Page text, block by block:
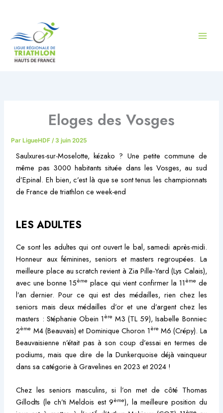
Eloges des Vosges
ParLigueHDF / 3 juin 2025
Saulxures-sur-Moselotte, kézako ? Une petite commune de
même pas 3000 habitants située dans les Vosges, au sud
d’Epinal. Eh bien, c’est là que se sont tenus les championnats
de France de triathlon ce week-end
LES ADULTES
Ce sont les adultes qui ont ouvert le bal, samedi après-midi.
Honneur aux féminines, seniors et masters regroupées. La
meilleure place au scratch revient à Zia Pille-Yard (Lys Calais),
avec une bonne 15ème place qui vient confirmer la 11ème de
l’an dernier. Pour ce qui est des médailles, rien chez les
seniors mais deux médailles d’or et une d’argent chez les
masters : Stéphanie Obein 1ère M3 (TL 59), Isabelle Bonniec
2ème M4 (Beauvais) et Dominique Choron 1ère M6 (Crépy). La
Beauvaisienne n’était pas à son coup d’essai en termes de
podiums, mais que dire de la Dunkerquoise déjà vainqueur
dans sa catégorie à Gravelines en 2023 et 2024 !
Chez les seniors masculins, si l’on met de côté Thomas
Gillodts (le ch’ti Meldois est 9ème), la meilleure position du